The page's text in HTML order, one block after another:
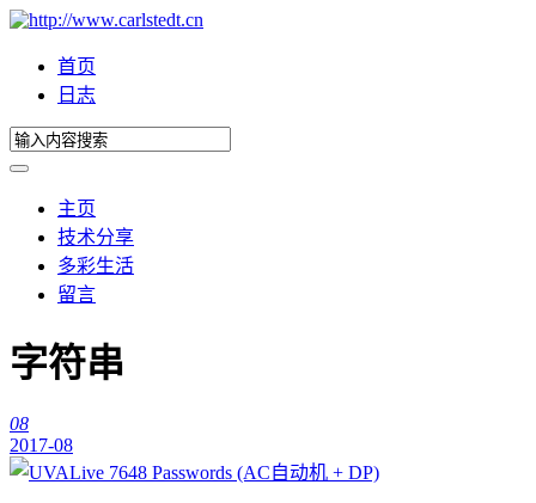
首页
日志
主页
技术分享
多彩生活
留言
字符串
08
2017-08